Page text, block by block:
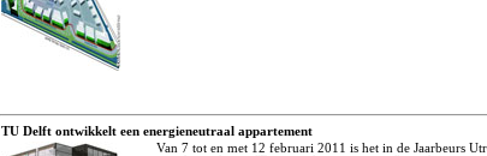
TU Delft ontwikkelt een energieneutraal appartement
Van 7 tot en met 12 februari 2011 is het in de Jaarbeurs